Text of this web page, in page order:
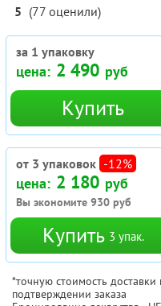
5 (77оценили)
за 1 упаковку
цена: 2 490 руб
Купить
от 3 упаковок -12%
цена: 2 180 руб
Вы экономите 930 руб
Купить 3 упак.
*точную стоимость
подтверждении заказа